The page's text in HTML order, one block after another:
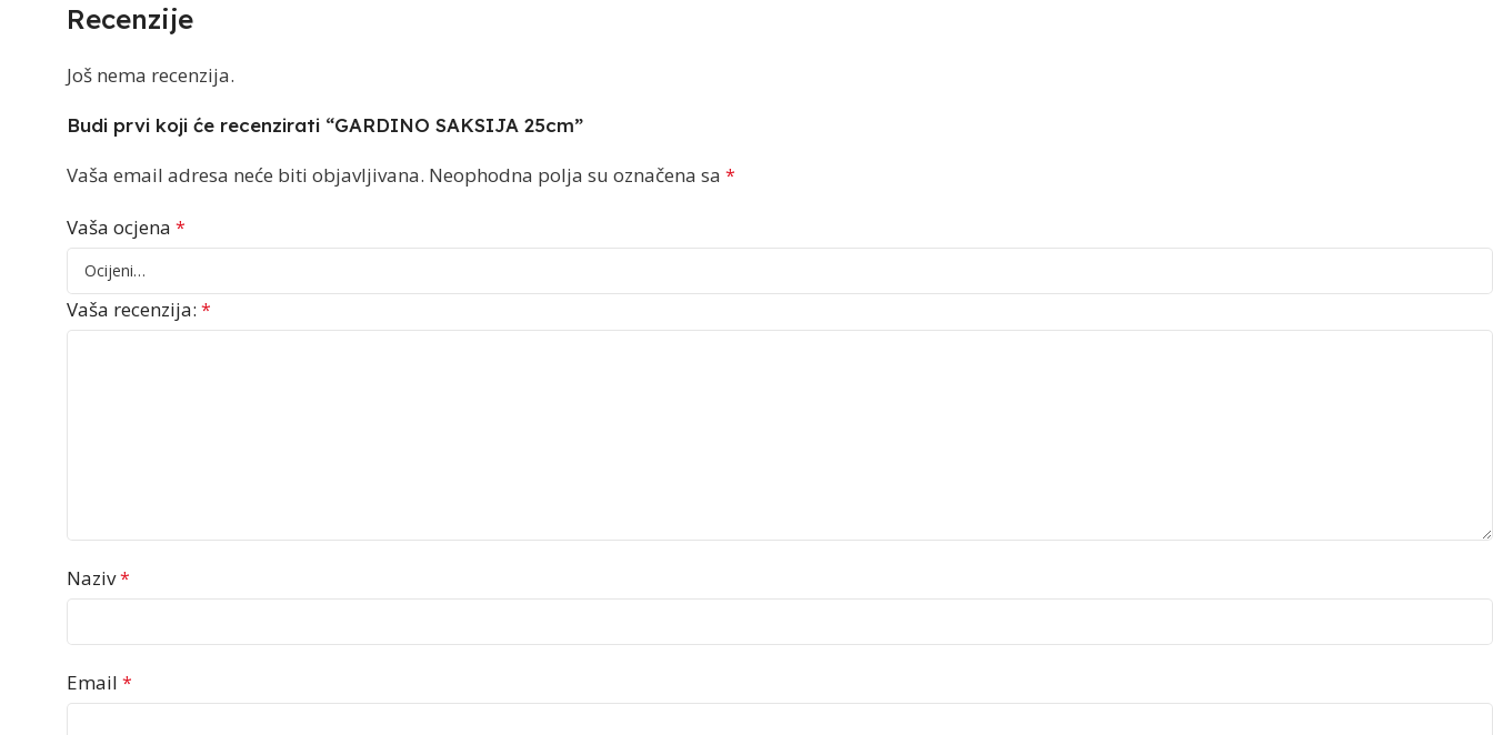
Recenzije
Još nema recenzija.
Budi prvi koji će recenzirati “GARDINO SAKSIJA 25cm”
Vaša email adresa neće biti objavljivana. Neophodna polja su označena sa *
Vaša ocjena *
Vaša recenzija: *
Naziv*
Email *